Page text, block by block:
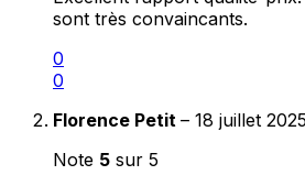
sont très convaincants.
0
0
Florence Petit – 18 juillet 2025
Note 5 sur 5